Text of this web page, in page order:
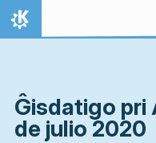
Salti al enhavo
Hejmo
Ĝisdatigo pri
de julio 2020